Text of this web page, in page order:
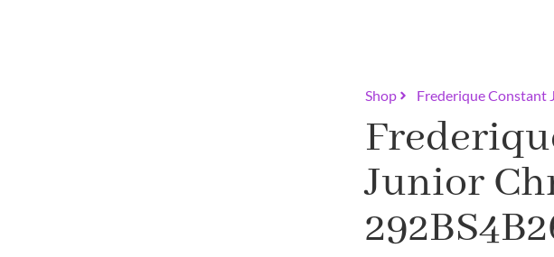
Shop Frederique Constant
Junior